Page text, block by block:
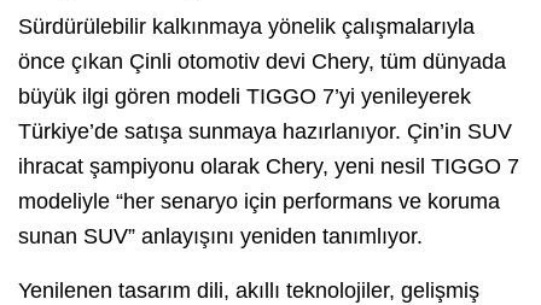
Sürdürülebilir kalkınmaya yönelik çalışmalarıyla
önce çıkan Çinli otomotiv devi Chery, tüm dünyada
büyük ilgi gören modeli TIGGO 7’yi yenileyerek
Türkiye’de satışa sunmaya hazırlanıyor. Çin’in SUV
ihracat şampiyonu olarak Chery, yeni nesil TIGGO 7
modeliyle “her senaryo için performans ve koruma
sunan SUV” anlayışını yeniden tanımlıyor.
Yenilenen tasarım dili, akıllı teknolojiler, gelişmiş